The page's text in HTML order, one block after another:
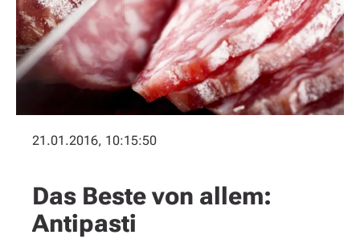
21.01.2016, 10:15:50
Das Beste von allem:
Antipasti